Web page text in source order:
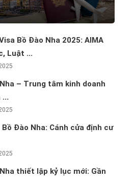
Bồ Đào Nha 2025: AIMA
Luật ...
– Trung tâm kinh doanh
...
Bồ Đào Nha: Cánh cửa định cư
thiết lập kỷ lục mới: Gần